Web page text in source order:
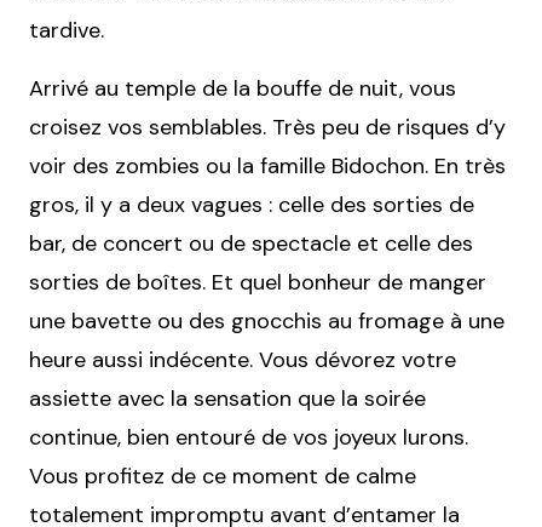
tardive.
Arrivé au temple de la bouffe de nuit, vous
croisez vos semblables. Très peu de risques d’y
voir des zombies ou la famille Bidochon. En très
gros, il y a deux vagues : celle des sorties de
bar, de concert ou de spectacle et celle des
sorties de boîtes. Et quel bonheur de manger
une bavette ou des gnocchis au fromage à une
heure aussi indécente. Vous dévorez votre
assiette avec la sensation que la soirée
continue, bien entouré de vos joyeux lurons.
Vous profitez de ce moment de calme
totalement impromptu avant d’entamer la